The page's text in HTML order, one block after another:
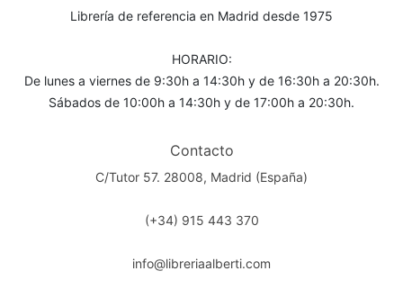
Librería de referencia en Madrid desde 1975
HORARIO:
De lunes a viernes de 9:30h a 14:30h y de 16:30h a 20:30h.
Sábados de 10:00h a 14:30h y de 17:00h a 20:30h.
Contacto
C/Tutor 57. 28008, Madrid (España)
(+34) 915 443 370
info@libreriaalberti.com